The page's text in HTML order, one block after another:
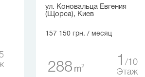
ул. Коновальца Евгения
(Щорса), Киев
157 150 грн. / месяц
288 m2 1
10
Этаж